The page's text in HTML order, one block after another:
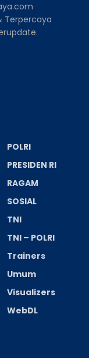
Terpercaya
POLRI
PRESIDEN RI
RAGAM
SOSIAL
TNI
TNI – POLRI
Trainers
Umum
Visualizers
WebDL